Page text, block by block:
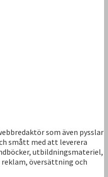
som även pysslar
smått med att leverera
utbildningsmateriel,
översättning och